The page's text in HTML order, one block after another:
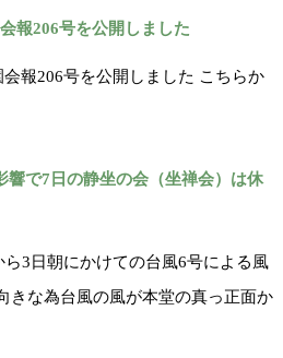
報206号を公開しました
会報206号を公開しました こちらか
響で7日の静坐の会（坐禅会）は休
ら3日朝にかけての台風6号による風
きな為台風の風が本堂の真っ正面か